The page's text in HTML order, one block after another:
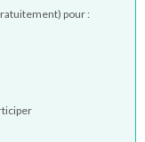
pour :